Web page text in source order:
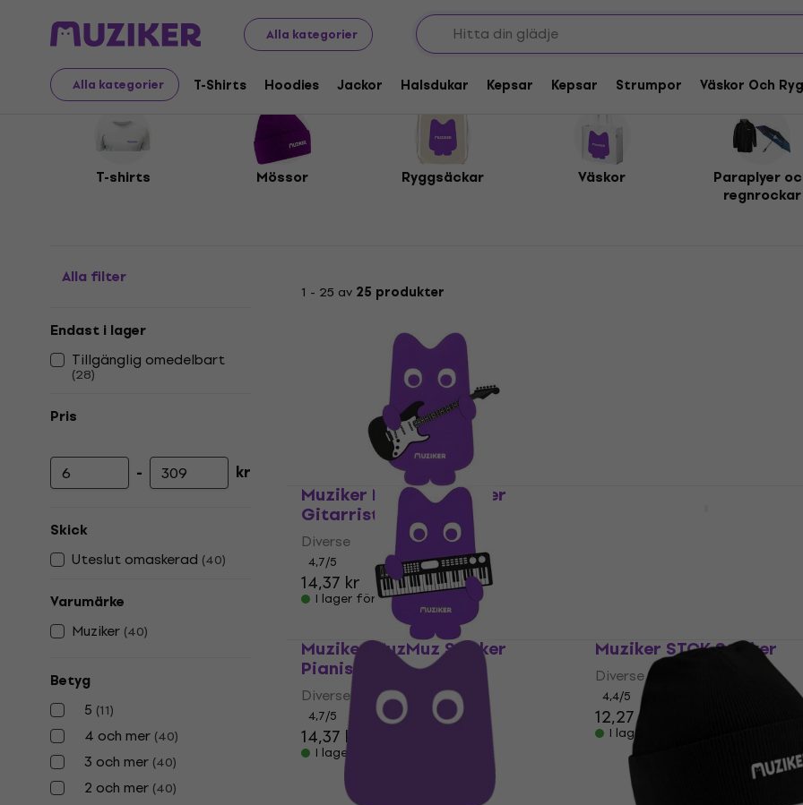
Alla kategorier
Alla kategorier T-Shirts Hoodies Jackor Halsdukar Kepsar Kepsar Strumpor Väskor Och
Merch Muziker Merch
Muziker Merch
T-shirts Mössor Ryggsäckar Väskor
Paraplyer
regnrockar
Alla filter
Endast i lager
Tillgänglig omedelbart
(28)
Pris
Lägsta pris
- Högsta priskr
Skick
Uteslut omaskerad (40)
Varumärke
Muziker (40)
Betyg
5 (11)
4 och mer (40)
3 och mer (40)
2 och mer (40)
1 - 25 av 25 produkter
Muziker MuzMuz Sticker
Gitarrist
Diverse
4,7/5
14,37 kr
I lager för E-shop
Muziker MuzMuz Sticker
Pianist
Diverse
4,7/5
14,37 kr
I lager för E-shop
Muziker STCK Sticker
Diverse
4,4/5
12,27 kr
I lager för E-shop